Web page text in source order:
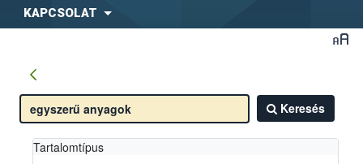
KAPCSOLAT
Keresés
Tartalomtípus